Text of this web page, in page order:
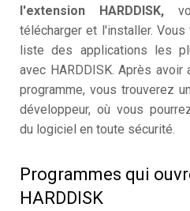
l'extension HARDDISK,
télécharger et l'installer.
liste des applications les
avec HARDDISK. Après
programme, vous trouverez
développeur, où vous
du logiciel en toute sécurité.
Programmes qui
HARDDISK